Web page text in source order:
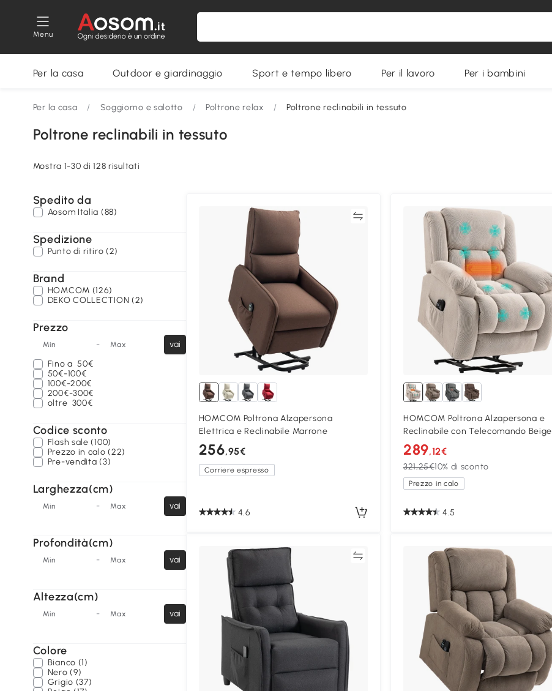
Menu
Per la casa Outdoor e giardinaggio Sport e tempo libero Per il lavoro Per i bambini
Per la casa / Soggiorno e salotto / Poltrone relax / Poltrone reclinabili in tessuto
Poltrone reclinabili in tessuto
Mostra 1-30 di 128 risultati
Spedito da
Aosom Italia (88)
Spedizione
Punto di ritiro (2)
Brand
HOMCOM (126)
DEKO COLLECTION (2)
Prezzo
Min - Max
vai
Fino a50€
50€-100€
100€-200€
200€-300€
oltre 300€
Codice sconto
Flash sale (100)
Prezzo in calo (22)
Pre-vendita (3)
Larghezza(cm)
Min - Max vai
Profondità(cm)
Min - Max vai
Altezza(cm)
Min - Max vai
Colore
Bianco (1)
Nero (9)
Grigio (37)
HOMCOM Poltrona Alzapersona
Elettrica e Reclinabile Marrone
256,95€
Corriere espresso
4.6
Confronta
HOMCOM Poltrona Alzapersona e
Reclinabile con Telecomando Beige
289,12€
321,25€10% di sconto
Prezzo in calo
4.5